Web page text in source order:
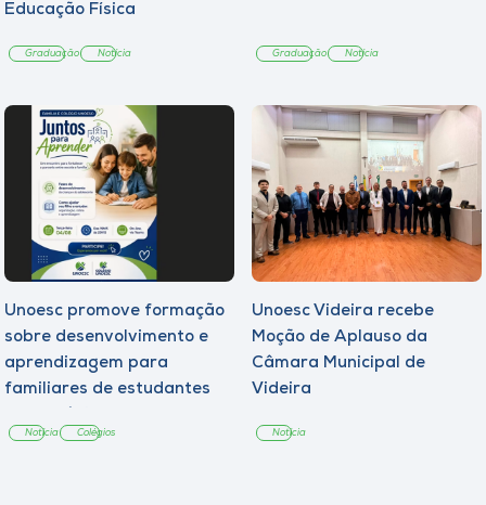
Educação Física
Graduação Notícia Graduação Notícia
Unoesc promove formação
sobre desenvolvimento e
aprendizagem para
familiares de estudantes
Notícia Colégios
Unoesc Videira recebe
Moção de Aplauso da
Câmara Municipal de
Videira
Notícia